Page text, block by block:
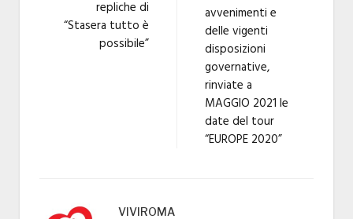
repliche di
“Stasera tutto è
possibile”
avvenimenti e
delle vigenti
disposizioni
governative,
rinviate a
MAGGIO 2021 le
date del tour
“EUROPE 2020”
VIVIROMA